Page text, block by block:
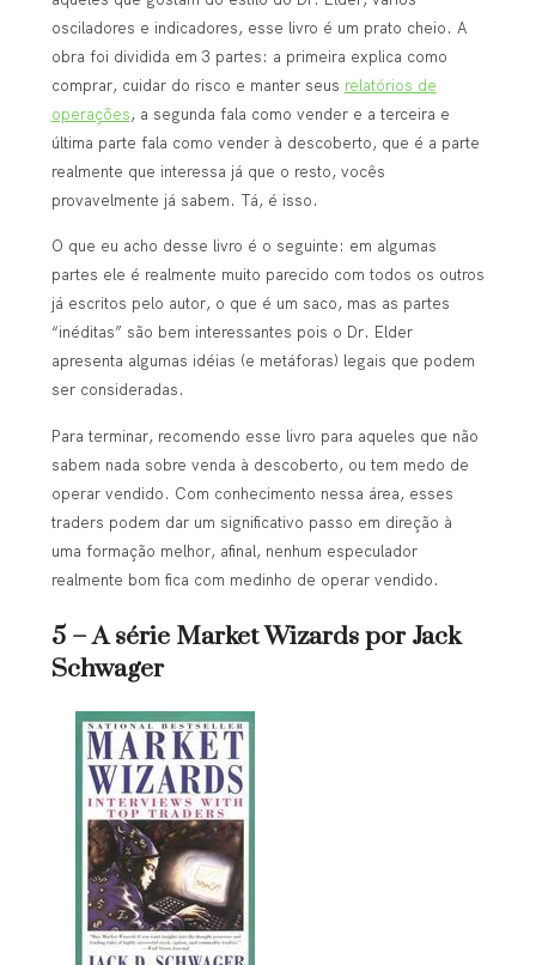
osciladores e indicadores, esse livro é um prato cheio. A
obra foi dividida em 3 partes: a primeira explica como
comprar, cuidar do risco e manter seus relatórios de
operações, a segunda fala como vender e a terceira e
última parte fala como vender à descoberto, que é a parte
realmente que interessa já que o resto, vocês
provavelmente já sabem. Tá, é isso.
O que eu acho desse livro é o seguinte: em algumas
partes ele é realmente muito parecido com todos os outros
já escritos pelo autor, o que é um saco, mas as partes
“inéditas” são bem interessantes pois o Dr. Elder
apresenta algumas idéias (e metáforas) legais que podem
ser consideradas.
Para terminar, recomendo esse livro para aqueles que não
sabem nada sobre venda à descoberto, ou tem medo de
operar vendido. Com conhecimento nessa área, esses
traders podem dar um significativo passo em direção à
uma formação melhor, afinal, nenhum especulador
realmente bom fica com medinho de operar vendido.
5 – A série Market Wizards por Jack
Schwager